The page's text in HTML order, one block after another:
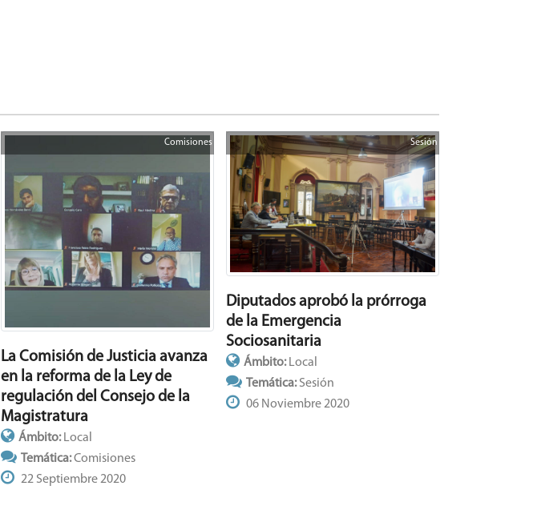
Comisiones
La Comisión de Justicia avanza
en la reforma de la Ley de
regulación del Consejo de la
Magistratura
Ámbito: Local
Temática:Comisiones
22 Septiembre 2020
Sesión
Diputados aprobó la prórroga
de la Emergencia
Sociosanitaria
Ámbito: Local
Temática:Sesión
06 Noviembre 2020